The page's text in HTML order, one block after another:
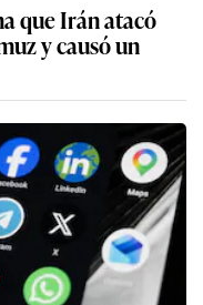
que Irán atacó
y causó un